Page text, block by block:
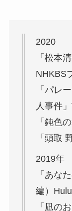
2020
「松本
NHKBS
「パレ
人事件
「鈍色
「頭取
2019年
「あな
編）Hulu
「凪の